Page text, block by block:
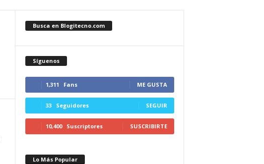
Busca en Blogitecno.com
Síguenos
1,311 Fans ME GUSTA
33 Seguidores SEGUIR
10,400 Suscriptores SUSCRIBIRTE
Lo Más Popular